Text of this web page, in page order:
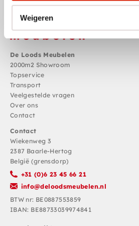
Weigeren
De Loods Meubelen
2000m2 Showroom
Topservice
Transport
Veelgestelde vragen
Over ons
Contact
Contact
Wiekenweg 3
2387 Baarle-Hertog
België (grensdorp)
+31 (0)6 23 45 66 21
info@deloodsmeubelen.nl
BTW nr: BE0887553859
IBAN: BE88733039974841